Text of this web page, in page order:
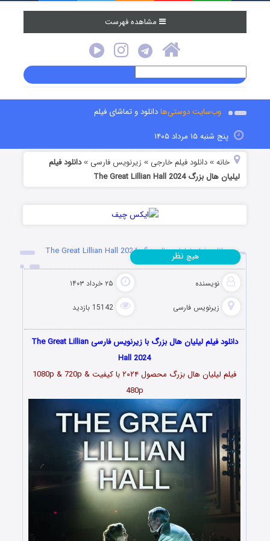
مشاهده فهرست
وب‌سایت دوستی‌هادانلود و تماشای فیلم
پنج شنبه ۱۵ مرداد ۱۴۰۵
خانه »دانلود فیلم خارجی » زیرنویس فارسی »دانلود فیلم
لیلیان هال بزرگ The Great Lillian Hall 2024
دانلود فیلم لیلیان هال بزرگ The Great Lillian Hall 2024
نویسنده ۲۵ خرداد ۱۴۰۳
زیرنویس فارسی 15142 بازدید
هیچ نظر
دانلود فیلم لیلیان هال بزرگ با زیرنویس فارسی The Great Lillian
Hall 2024
فیلم لیلیان هال بزرگ محصول ۲۰۲۴ با کیفیت 1080p & 720p &
480p